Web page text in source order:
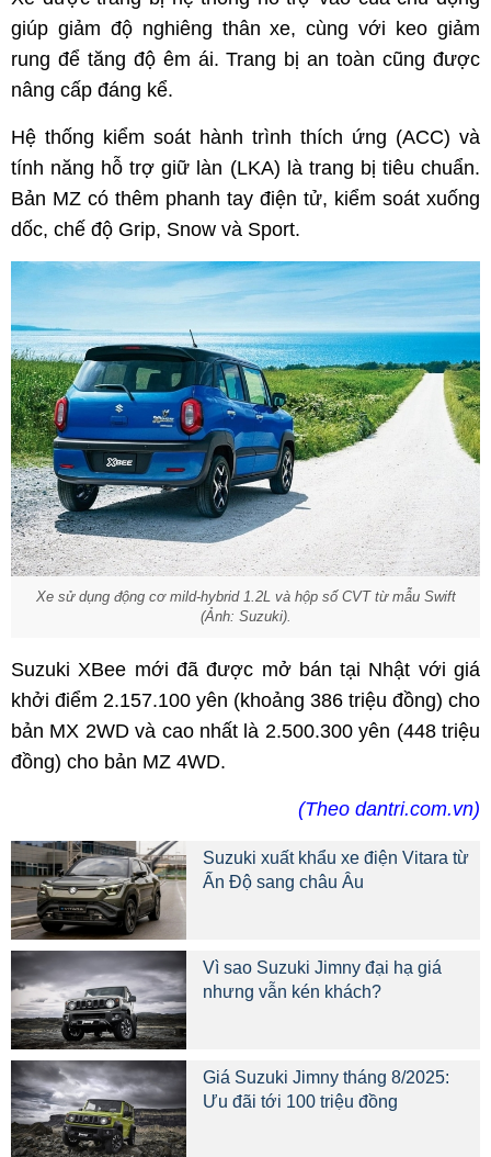
giúp giảm độ nghiêng thân xe, cùng với keo giảm
rung để tăng độ êm ái. Trang bị an toàn cũng được
nâng cấp đáng kể.
Hệ thống kiểm soát hành trình thích ứng (ACC) và
tính năng hỗ trợ giữ làn (LKA) là trang bị tiêu chuẩn.
Bản MZ có thêm phanh tay điện tử, kiểm soát xuống
dốc, chế độ Grip, Snow và Sport.
Xe sử dụng động cơ mild-hybrid 1.2L và hộp số CVT từ mẫu Swift
(Ảnh: Suzuki).
Suzuki XBee mới đã được mở bán tại Nhật với giá
khởi điểm 2.157.100 yên (khoảng 386 triệu đồng) cho
bản MX 2WD và cao nhất là 2.500.300 yên (448 triệu
đồng) cho bản MZ 4WD.
(Theo dantri.com.vn)
Suzuki xuất khẩu xe điện Vitara từ
Ấn Độ sang châu Âu
Vì sao Suzuki Jimny đại hạ giá
nhưng vẫn kén khách?
Giá Suzuki Jimny tháng 8/2025:
Ưu đãi tới 100 triệu đồng